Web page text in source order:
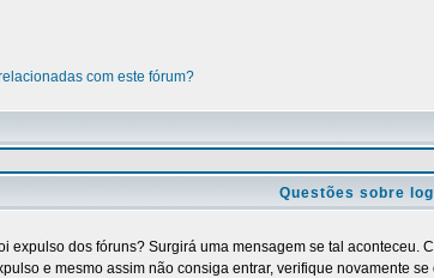
com este fórum?
Questões sobre
expulso dos fóruns? Surgirá uma mensagem se tal
e mesmo assim não consiga entrar, verifique novamente